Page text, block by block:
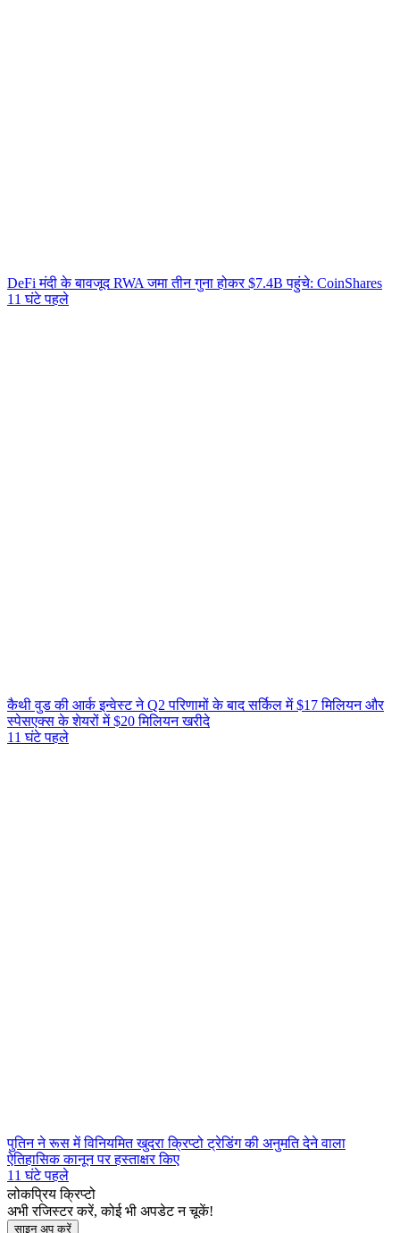
DeFi मंदी के बावजूद RWA जमा तीन गुना होकर $7.4B पहुंचे: CoinShares
11 घंटे पहले
कैथी वुड की आर्क इन्वेस्ट ने Q2 परिणामों के बाद सर्किल में $17 मिलियन और
स्पेसएक्स के शेयरों में $20 मिलियन खरीदे
11 घंटे पहले
पुतिन ने रूस में विनियमित खुदरा क्रिप्टो ट्रेडिंग की अनुमति देने वाला
ऐतिहासिक कानून पर हस्ताक्षर किए
11 घंटे पहले
लोकप्रिय क्रिप्टो
अभी रजिस्टर करें, कोई भी अपडेट न चूकें!
साइन अप करें